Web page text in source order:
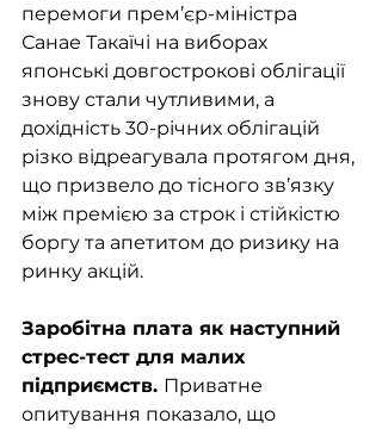
перемоги прем’єр-міністра
Санае Такаїчі на виборах
японські довгострокові облігації
знову стали чутливими, а
дохідність 30-річних облігацій
різко відреагувала протягом дня,
що призвело до тісного зв’язку
між премією за строк і стійкістю
боргу та апетитом до ризику на
ринку акцій.
Заробітна плата як наступний
стрес-тест для малих
підприємств. Приватне
опитування показало, що